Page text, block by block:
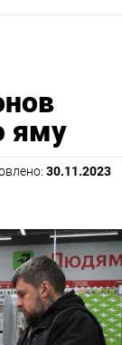
яму
30.11.2023